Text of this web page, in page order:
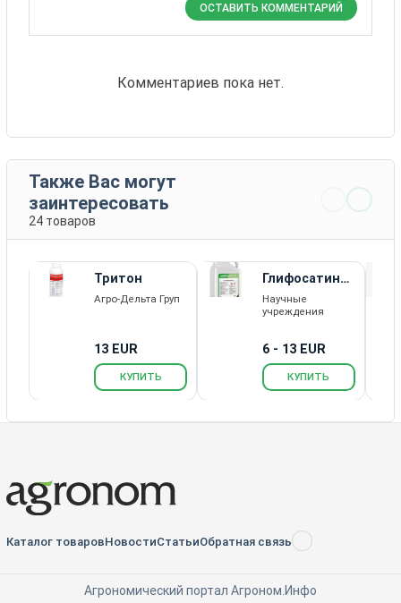
ОСТАВИТЬ КОММЕНТАРИЙ
Комментариев пока нет.
Также Вас могут
заинтересовать
24 товаров
Тритон
Агро-Дельта Груп
13 EUR
КУПИТЬ
Глифосатин
РК
Научные
учреждения
6 - 13 EUR
КУПИТЬ
Каталог товаровНовостиСтатьиОбратная связь RSS
Агрономический портал Агроном.Инфо